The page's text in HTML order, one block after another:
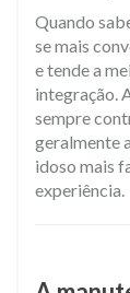
Quando
se mais
e tende a
integração.
sempre
geralmente
idoso mais
experiência.